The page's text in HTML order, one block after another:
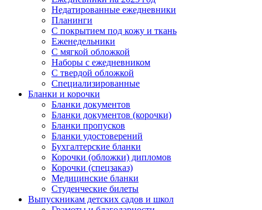
Недатированные ежедневники
Планинги
С покрытием под кожу и ткань
Еженедельники
С мягкой обложкой
Наборы с ежедневником
С твердой обложкой
Специализированные
Бланки и корочки
Бланки документов
Бланки документов (корочки)
Бланки пропусков
Бланки удостоверений
Бухгалтерские бланки
Корочки (обложки) дипломов
Корочки (спецзаказ)
Медицинские бланки
Студенческие билеты
Выпускникам детских садов и школ